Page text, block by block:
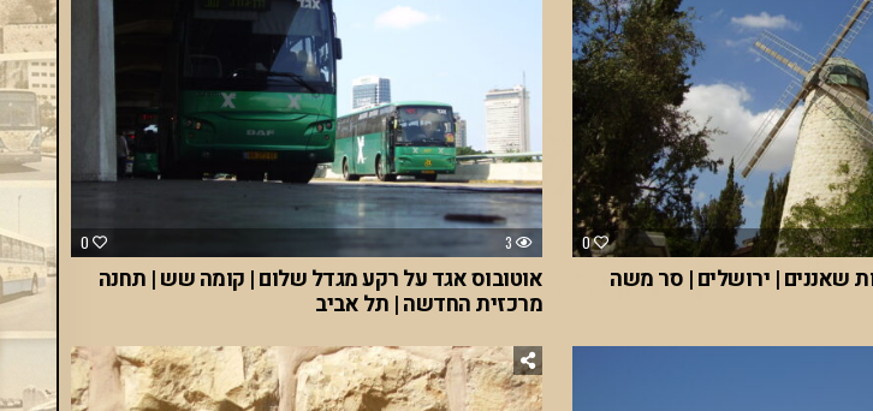
0 3
אוטובוס אגד על רקע מגדל שלום | קומה שש | תחנה
מרכזית החדשה | תל אביב
0
שאננים | ירושלים | סר משה